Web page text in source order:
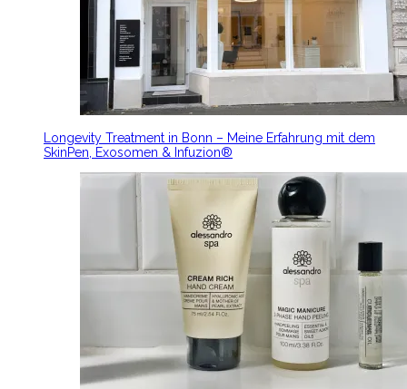
Longevity Treatment in Bonn – Meine Erfahrung mit dem
SkinPen, Exosomen & Infuzion®